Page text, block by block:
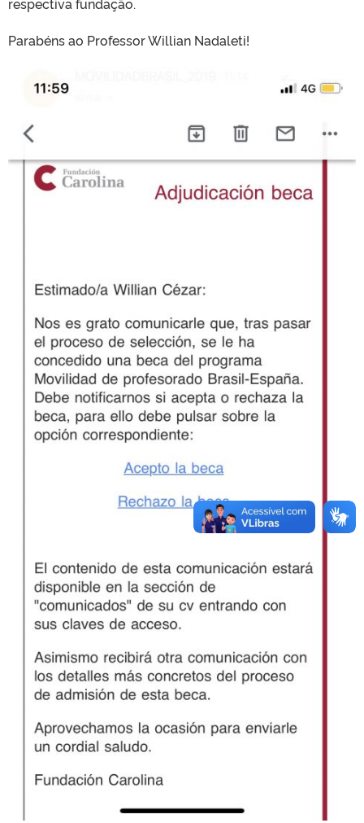
Parabéns ao Professor Willian Nadaleti!